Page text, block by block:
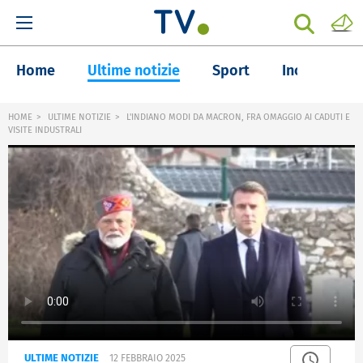
Home Ultime notizie Sport Inchieste
HOME ULTIME NOTIZIE
L'INDIANO MODI DA MACRON, FRA OMAGGIO AI CADUTI E
VISITE INDUSTRALI
ULTIME NOTIZIE 12 FEBBRAIO 2025